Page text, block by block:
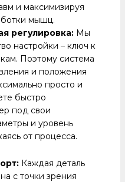
и максимизируя
мышц.
регулировка: Мы
настройки – ключ к
Поэтому система
и положения
просто и
быстро
под свои
и уровень
от процесса.
Каждая деталь
с точки зрения